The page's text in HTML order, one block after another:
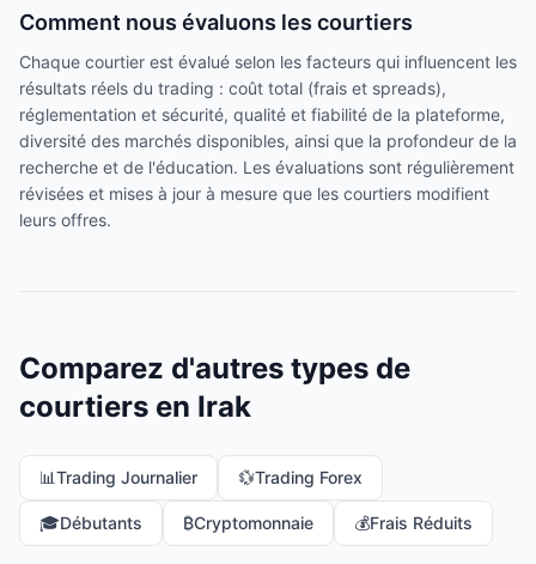
Comment nous évaluons les courtiers
Chaque courtier est évalué selon les facteurs qui influencent les
résultats réels du trading : coût total (frais et spreads),
réglementation et sécurité, qualité et fiabilité de la plateforme,
diversité des marchés disponibles, ainsi que la profondeur de la
recherche et de l'éducation. Les évaluations sont régulièrement
révisées et mises à jour à mesure que les courtiers modifient
leurs offres.
Comparez d'autres types de
courtiers en Irak
📊Trading Journalier 💱Trading Forex
🎓Débutants ₿Cryptomonnaie 💰Frais Réduits